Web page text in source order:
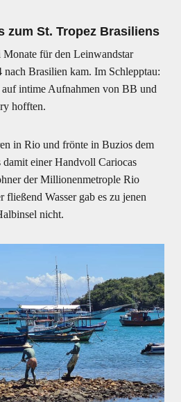
zum St. Tropez Brasiliens
für den Leinwandstar
nach Brasilien kam. Im Schlepptau:
intime Aufnahmen von BB und
hofften.
in Rio und frönte in Buzios dem
damit einer Handvoll Cariocas
der Millionenmetrople Rio
fließend Wasser gab es zu jenen
nicht.